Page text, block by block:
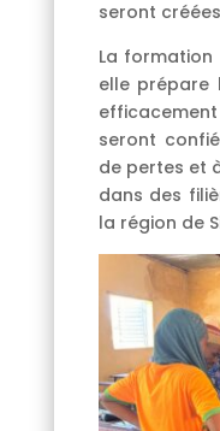
seront
La formation
elle prépare
seront
de pertes et
dans des
la région de